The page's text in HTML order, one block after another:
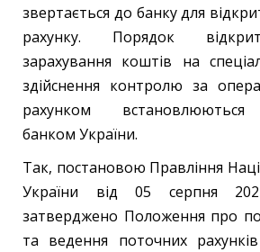
звертається до банку для
рахунку. Порядок
зарахування коштів на
здійснення контролю за
рахунком встановлюються
банком України.
Так, постановою Правління
України від 05 серпня
затверджено Положення про
та ведення поточних